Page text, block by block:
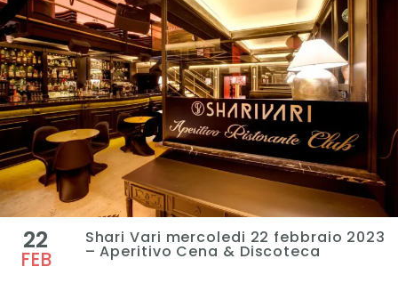
22
FEB
Shari Vari mercoledi 22 febbraio 2023
– Aperitivo Cena & Discoteca